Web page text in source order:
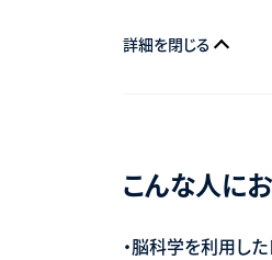
詳細を閉じる
こんな人に
・脳科学を利用し